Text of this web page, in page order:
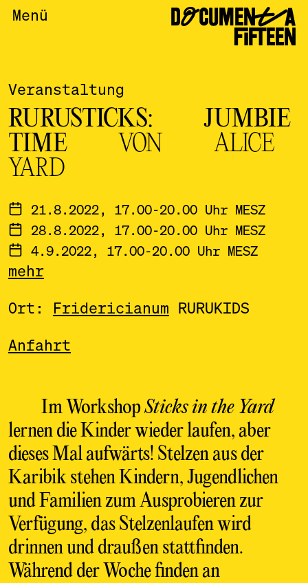
Menü DOCUMENTA
FIFTEEN
Veranstaltung
RURUSTICKS: JUMBIE
TIME VON ALICE
YARD
21.8.2022, 17.00-20.00 Uhr MESZ
28.8.2022, 17.00-20.00 Uhr MESZ
4.9.2022, 17.00-20.00 Uhr MESZ
18.9.2022, 17.00-20.00 Uhr MESZ
mehr
Ort: Fridericianum RURUKIDS
Anfahrt
Im WorkshopSticks in the Yard
lernen die Kinder wieder laufen, aber
dieses Mal aufwärts! Stelzen aus der
Karibik stehen Kindern, Jugendlichen
und Familien zum Ausprobieren zur
Verfügung, das Stelzenlaufen wird
drinnen und draußen stattfinden.
Während der Woche finden an